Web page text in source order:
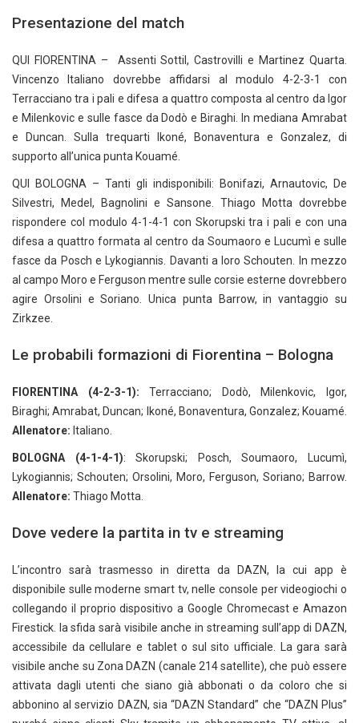
Presentazione del match
QUI FIORENTINA – Assenti Sottil, Castrovilli e Martinez Quarta.
Vincenzo Italiano dovrebbe affidarsi al modulo 4-2-3-1 con
Terracciano tra i pali e difesa a quattro composta al centro da Igor
e Milenkovic e sulle fasce da Dodò e Biraghi. In mediana Amrabat
e Duncan. Sulla trequarti Ikoné, Bonaventura e Gonzalez, di
supporto all’unica punta Kouamé.
QUI BOLOGNA – Tanti gli indisponibili: Bonifazi, Arnautovic, De
Silvestri, Medel, Bagnolini e Sansone. Thiago Motta dovrebbe
rispondere col modulo 4-1-4-1 con Skorupski tra i pali e con una
difesa a quattro formata al centro da Soumaoro e Lucumì e sulle
fasce da Posch e Lykogiannis. Davanti a loro Schouten. In mezzo
al campo Moro e Ferguson mentre sulle corsie esterne dovrebbero
agire Orsolini e Soriano. Unica punta Barrow, in vantaggio su
Zirkzee.
Le probabili formazioni di Fiorentina – Bologna
FIORENTINA (4-2-3-1): Terracciano; Dodò, Milenkovic, Igor,
Biraghi; Amrabat, Duncan; Ikoné, Bonaventura, Gonzalez; Kouamé.
Allenatore: Italiano.
BOLOGNA (4-1-4-1): Skorupski; Posch, Soumaoro, Lucumì,
Lykogiannis; Schouten; Orsolini, Moro, Ferguson, Soriano; Barrow.
Allenatore: Thiago Motta.
Dove vedere la partita in tv e streaming
L’incontro sarà trasmesso in diretta da DAZN, la cui app è
disponibile sulle moderne smart tv, nelle console per videogiochi o
collegando il proprio dispositivo a Google Chromecast e Amazon
Firestick. la sfida sarà visibile anche in streaming sull’app di DAZN,
accessibile da cellulare e tablet o sul sito ufficiale. La gara sarà
visibile anche su Zona DAZN (canale 214 satellite), che può essere
attivata dagli utenti che siano già abbonati o da coloro che si
abbonino al servizio DAZN, sia “DAZN Standard” che “DAZN Plus”